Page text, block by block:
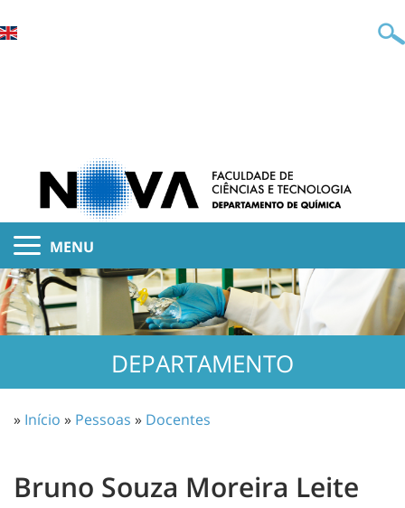
MENU
DEPARTAMENTO
» Início » Pessoas » Docentes
Bruno Souza Moreira Leite